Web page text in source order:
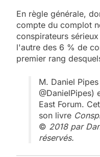
En règle générale,
compte du complot
conspirateurs
l'autre des 6 % de
premier rang
M. Daniel
@DanielPipes)
East Forum.
son livre
© 2018 par
réservés.